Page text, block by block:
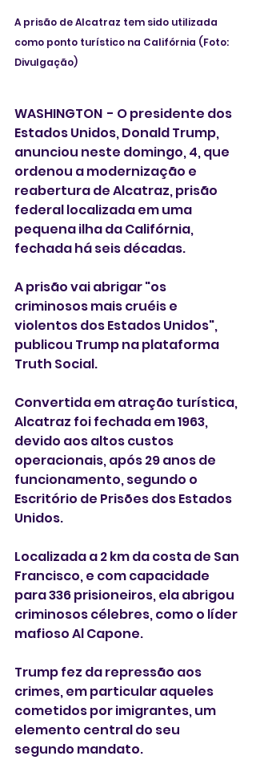
A prisão de Alcatraz tem sido utilizada
como ponto turístico na Califórnia (Foto:
Divulgação)
WASHINGTON  - O presidente dos
Estados Unidos, Donald Trump,
anunciou neste domingo, 4, que
ordenou a modernização e
reabertura de Alcatraz, prisão
federal localizada em uma
pequena ilha da Califórnia,
fechada há seis décadas.
A prisão vai abrigar "os
criminosos mais cruéis e
violentos dos Estados Unidos",
publicou Trump na plataforma
Truth Social.
Convertida em atração turística,
Alcatraz foi fechada em 1963,
devido aos altos custos
operacionais, após 29 anos de
funcionamento, segundo o
Escritório de Prisões dos Estados
Unidos.
Localizada a 2 km da costa de San
Francisco, e com capacidade
para 336 prisioneiros, ela abrigou
criminosos célebres, como o líder
mafioso Al Capone.
Trump fez da repressão aos
crimes, em particular aqueles
cometidos por imigrantes, um
elemento central do seu
segundo mandato.